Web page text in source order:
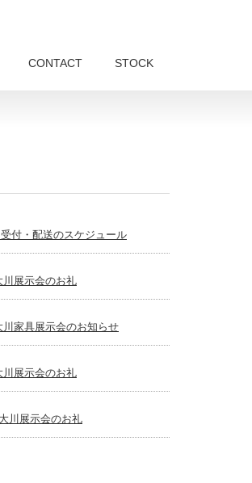
CONTACT STOCK
付・配送のスケジュール
川展示会のお礼
川家具展示会のお知らせ
川展示会のお礼
川展示会のお礼